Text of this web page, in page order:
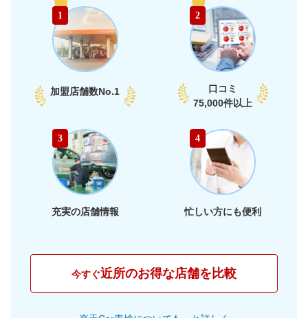
富山県 店舗を探す
石川県 店舗を探す
福井県 店舗を探す
74,840円 店舗を探す
静岡県 店舗を探す
岐阜県 店舗を探す
店舗を探す
69,870
1
加盟店舗数No.1
2
口コミ
75,000件以上
3
充実の店舗情報
4
忙しい方にも便利
今すぐ近所のお得な店舗を比較